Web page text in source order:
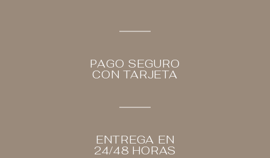
PAGO SEGURO
CON TARJETA
ENTREGA EN
24/48 HORAS